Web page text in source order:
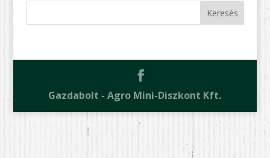
Gazdabolt - Agro Mini-Diszkont Kft.